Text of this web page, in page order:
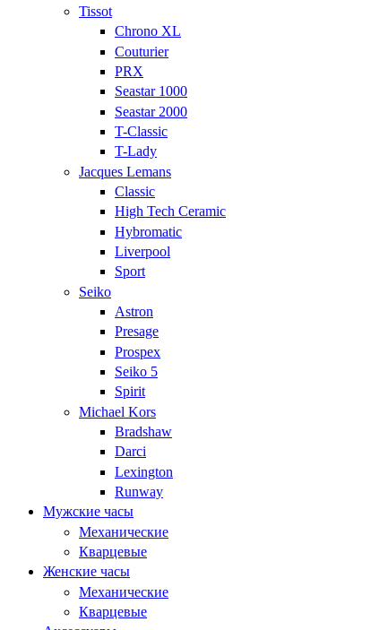
Tissot
Chrono XL
Couturier
PRX
Seastar 1000
Seastar 2000
T-Classic
T-Lady
Jacques Lemans
Classic
High Tech Ceramic
Hybromatic
Liverpool
Sport
Seiko
Astron
Presage
Prospex
Seiko 5
Spirit
Michael Kors
Bradshaw
Darci
Lexington
Runway
Мужские часы
Механические
Кварцевые
Женские часы
Механические
Кварцевые